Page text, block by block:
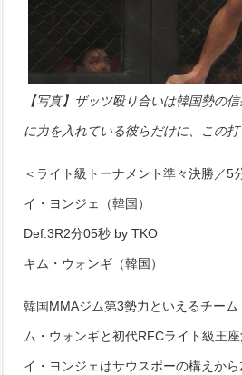
【写真】ザッツ殴り合いは韓国勢の
に力を入れている彼らだけに、この
＜ライト級トーナメント準々決勝／5
イ・ヨンジェ（韓国）
Def.3R2分05秒 by TKO
キム・ウォンギ（韓国）
韓国MMAジム第3勢力といえるチー
ム・ウォンギと初代RFCライト級王
イ・ヨンジェはサウスポーの構えか